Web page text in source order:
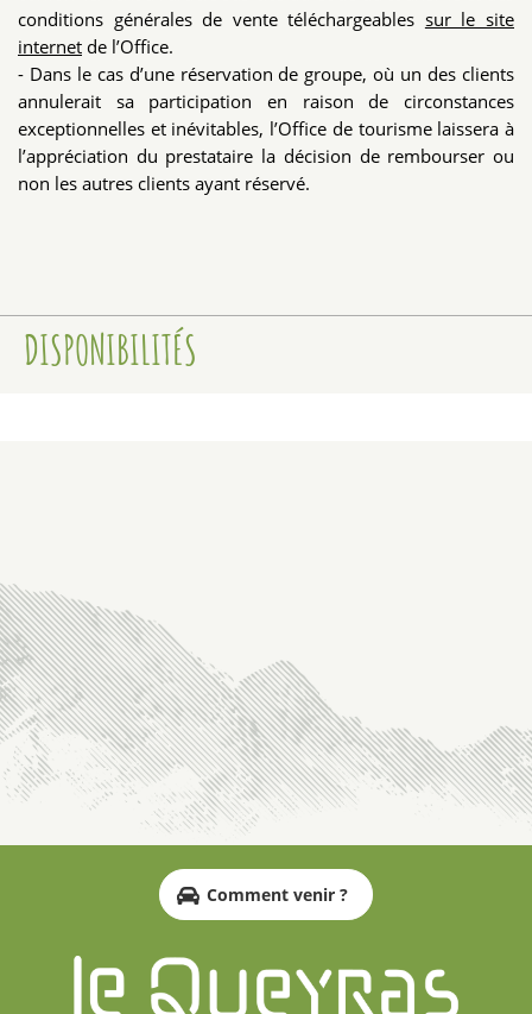
conditions générales de vente téléchargeables sur le site
internetde l’Office.
- Dans le cas d’une réservation de groupe, où un des clients
annulerait sa participation en raison de circonstances
exceptionnelles et inévitables, l’Office de tourisme laissera à
l’appréciation du prestataire la décision de rembourser ou
non les autres clients ayant réservé.
DISPONIBILITÉS
Comment venir ?